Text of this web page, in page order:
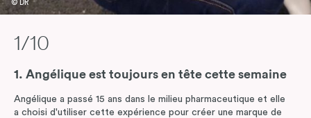
© DR
1/10
1. Angélique est toujours en tête cette semaine
Angélique a passé 15 ans dans le milieu pharmaceutique et elle
a choisi d'utiliser cette expérience pour créer une marque de